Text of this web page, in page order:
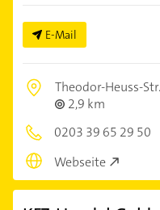
E-Mail
Theodor-Heuss-
2,9 km
0203 39 65 29 50
Webseite